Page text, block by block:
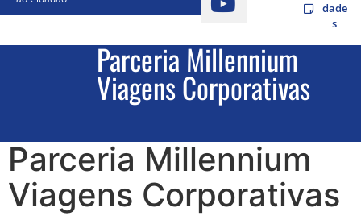
dade
s
Parceria Millennium
Viagens Corporativas
Parceria Millennium
Viagens Corporativas